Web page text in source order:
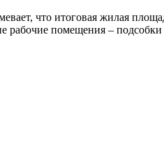
что итоговая жилая
рабочие помещения –